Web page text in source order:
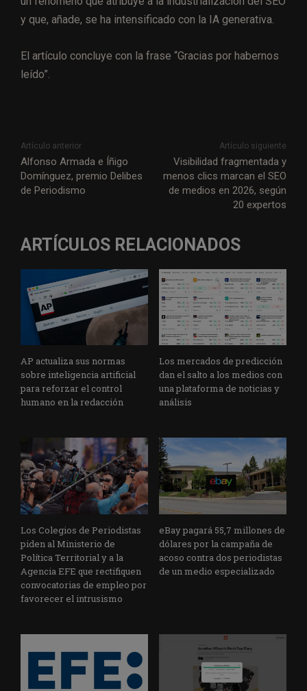
y que, añade, se ha intensificado con la IA generativa.
El artículo concluye con la frase “Gracias por habernos
leído”.
Artículo anterior
Alfonso Armada e Íñigo
Domínguez, premio Delibes
de Periodismo
Artículo siguiente
Visibilidad fragmentada y
menos clics marcan el SEO
de medios en 2026, según
20 expertos
ARTÍCULOS RELACIONADOS
AP actualiza sus normas
sobre inteligencia artificial
para reforzar el control
humano en la redacción
Los mercados de predicción
dan el salto a los medios con
una plataforma de noticias y
análisis
Los Colegios de Periodistas
piden al Ministerio de
Política Territorial y a la
Agencia EFE que rectifiquen
convocatorias de empleo por
favorecer el intrusismo
eBay pagará 55,7 millones de
dólares por la campaña de
acoso contra dos periodistas
de un medio especializado